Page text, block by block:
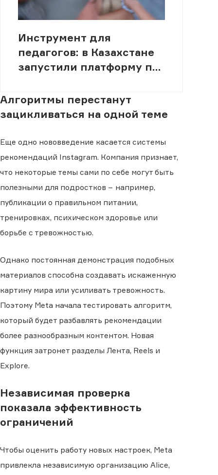
Инструмент для
педагогов: в Казахстане
запустили платформу по
Алгоритмы перестанут
зацикливаться на одной теме
Еще одно нововведение касается системы
рекомендаций Instagram. Компания признает,
что некоторые темы сами по себе могут быть
полезными для подростков − например,
публикации о правильном питании,
тренировках, психическом здоровье или
борьбе с тревожностью.
Однако постоянная демонстрация подобных
материалов способна создавать искаженную
картину мира или усиливать тревожность.
Поэтому Meta начала тестировать алгоритм,
который будет разбавлять рекомендации
более разнообразным контентом. Новая
функция затронет разделы Лента, Reels и
Explore.
Независимая проверка
показала эффективность
ограничений
Чтобы оценить работу новых настроек, Meta
привлекла независимую организацию Alice,